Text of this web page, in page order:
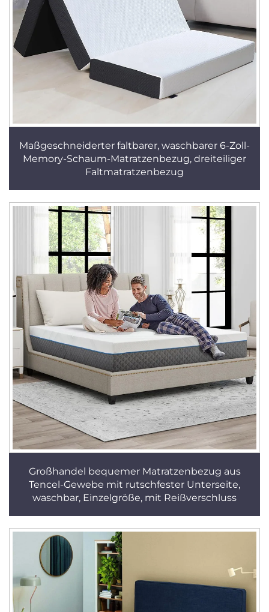
Maßgeschneiderter faltbarer, waschbarer 6-Zoll-
Memory-Schaum-Matratzenbezug, dreiteiliger
Faltmatratzenbezug
Großhandel bequemer Matratzenbezug aus
Tencel-Gewebe mit rutschfester Unterseite,
waschbar, Einzelgröße, mit Reißverschluss